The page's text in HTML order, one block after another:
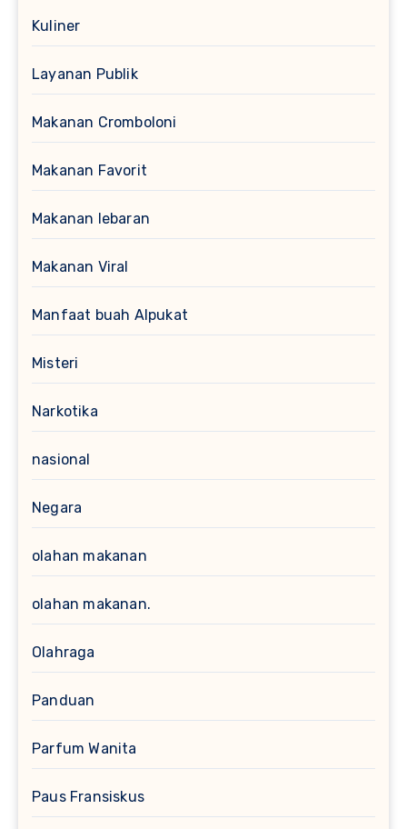
Kuliner
Layanan Publik
Makanan Cromboloni
Makanan Favorit
Makanan lebaran
Makanan Viral
Manfaat buah Alpukat
Misteri
Narkotika
nasional
Negara
olahan makanan
olahan makanan.
Olahraga
Panduan
Parfum Wanita
Paus Fransiskus